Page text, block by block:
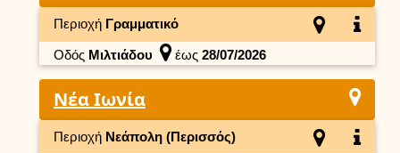
Περιοχή Γραμματικό
Οδός Μιλτιάδου έως 28/07/2026
Νέα Ιωνία
Περιοχή Νεάπολη (Περισσός)